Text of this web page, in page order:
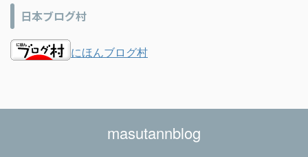
日本ブログ村
にほんブログ村
masutannblog